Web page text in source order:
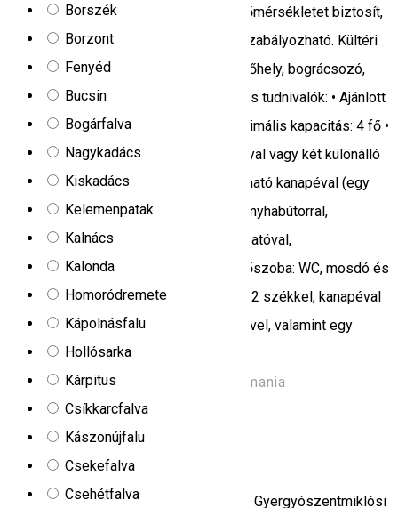
Borszék
Borzont
Fenyéd
Bucsin
Bogárfalva
Nagykadács
Kiskadács
Kelemenpatak
Kalnács
Kalonda
Homoródremete
Kápolnásfalu
Hollósarka
Kárpitus
Csíkkarcfalva
Kászonújfalu
Csekefalva
Csehétfalva
amely az egész házikóban kellemes hőmérsékletet biztosít,
és teljes mértékben a vendégek által szabályozható. Kültéri
főzéshez rendelkezésre áll egy grillezőhely, bográcsozó,
valamint a szükséges eszközök. Fontos tudnivalók: • Ajánlott
férőhely: 4 fő • Alapterület: 27 m² • Maximális kapacitás: 4 fő •
Hálószoba: 140x200 cm-es franciaággyal vagy két különálló
ággyal • Nappali: kandallóval, 1-2 kihúzható kanapéval (egy
gyerekek számára), étkezőasztallal, konyhabútorral,
hűtőszekrénnyel, gáztűzhellyel, mosogatóval,
evőeszközökkel és edényekkel • Fürdőszoba: WC, mosdó és
zuhanykabin • Terasz (18 m²): asztallal, 2 székkel, kanapéval
és természetes fából készült sarokülővel, valamint egy
függőággyal
Strada Principala, Bucin 537132, Romania
KempingPanzió
Cristina
A Cristina panzió és kemping Gyilkostó Gyergyószentmiklósi